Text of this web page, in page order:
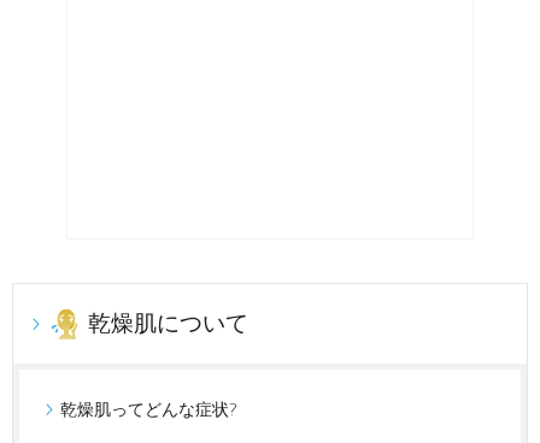
乾燥肌について
乾燥肌ってどんな症状?